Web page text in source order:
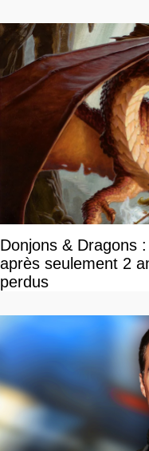
Donjons & Dragons
après seulement 2
perdus